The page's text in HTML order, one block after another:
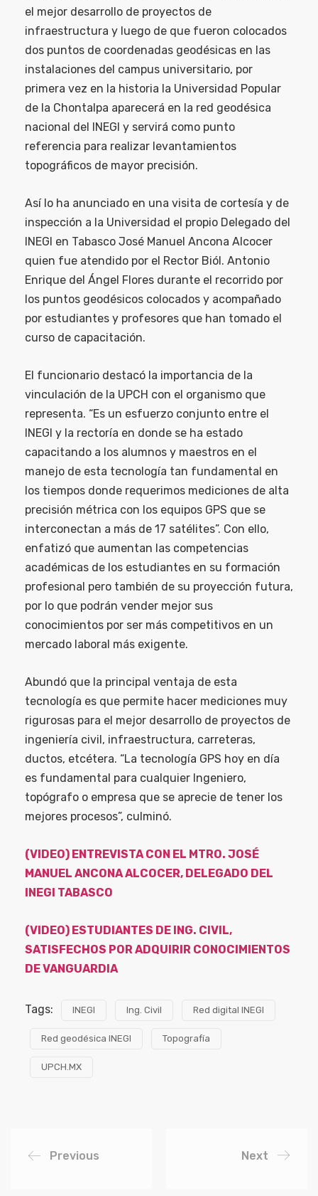
el mejor desarrollo de proyectos de
infraestructura y luego de que fueron colocados
dos puntos de coordenadas geodésicas en las
instalaciones del campus universitario, por
primera vez en la historia la Universidad Popular
de la Chontalpa aparecerá en la red geodésica
nacional del INEGI y servirá como punto
referencia para realizar levantamientos
topográficos de mayor precisión.
Así lo ha anunciado en una visita de cortesía y de
inspección a la Universidad el propio Delegado del
INEGI en Tabasco José Manuel Ancona Alcocer
quien fue atendido por el Rector Biól. Antonio
Enrique del Ángel Flores durante el recorrido por
los puntos geodésicos colocados y acompañado
por estudiantes y profesores que han tomado el
curso de capacitación.
El funcionario destacó la importancia de la
vinculación de la UPCH con el organismo que
representa. “Es un esfuerzo conjunto entre el
INEGI y la rectoría en donde se ha estado
capacitando a los alumnos y maestros en el
manejo de esta tecnología tan fundamental en
los tiempos donde requerimos mediciones de alta
precisión métrica con los equipos GPS que se
interconectan a más de 17 satélites”. Con ello,
enfatizó que aumentan las competencias
académicas de los estudiantes en su formación
profesional pero también de su proyección futura,
por lo que podrán vender mejor sus
conocimientos por ser más competitivos en un
mercado laboral más exigente.
Abundó que la principal ventaja de esta
tecnología es que permite hacer mediciones muy
rigurosas para el mejor desarrollo de proyectos de
ingeniería civil, infraestructura, carreteras,
ductos, etcétera. “La tecnología GPS hoy en día
es fundamental para cualquier Ingeniero,
topógrafo o empresa que se aprecie de tener los
mejores procesos”, culminó.
(VIDEO) ENTREVISTA CON EL MTRO. JOSÉ
MANUEL ANCONA ALCOCER, DELEGADO DEL
INEGI TABASCO
(VIDEO) ESTUDIANTES DE ING. CIVIL,
SATISFECHOS POR ADQUIRIR CONOCIMIENTOS
DE VANGUARDIA
Tags: INEGI Ing. Civil Red digital INEGI
Red geodésica INEGI Topografía
UPCH.MX
Previous Next